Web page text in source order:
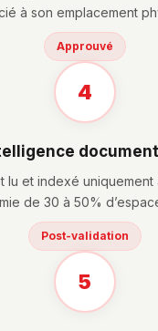
à son emplacement
Approuvé
4
lu et indexé uniquement
de 30 à 50%
Post-validation
5